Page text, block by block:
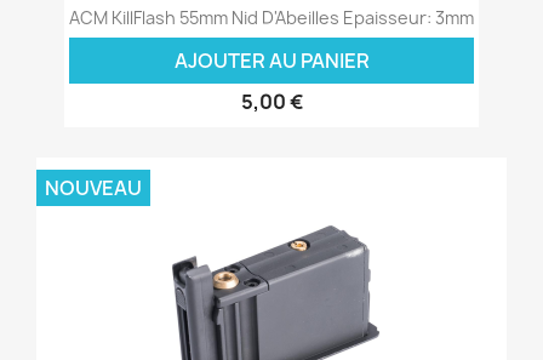
ACM KillFlash 55mm Nid D'Abeilles Epaisseur: 3mm
AJOUTER AU PANIER
5,00 €
NOUVEAU